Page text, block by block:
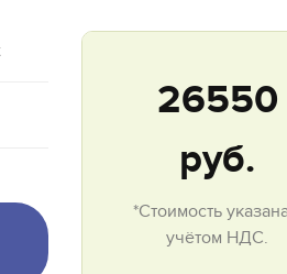
26550
руб.
*Стоимость
учётом НДС.